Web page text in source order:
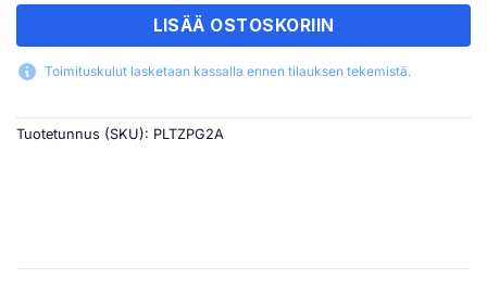
LISÄÄ OSTOSKORIIN
Toimituskulut lasketaan kassalla ennen tilauksen tekemistä.
Tuotetunnus (SKU): PLTZPG2A